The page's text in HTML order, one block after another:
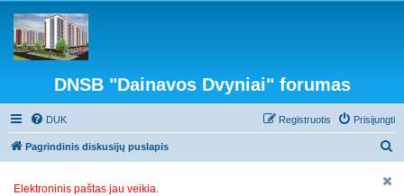
DNSB "Dainavos Dvyniai" forumas
DUK Prisijungti
Registruotis
Pagrindinis diskusijų puslapis
Elektroninis paštas jau veikia.